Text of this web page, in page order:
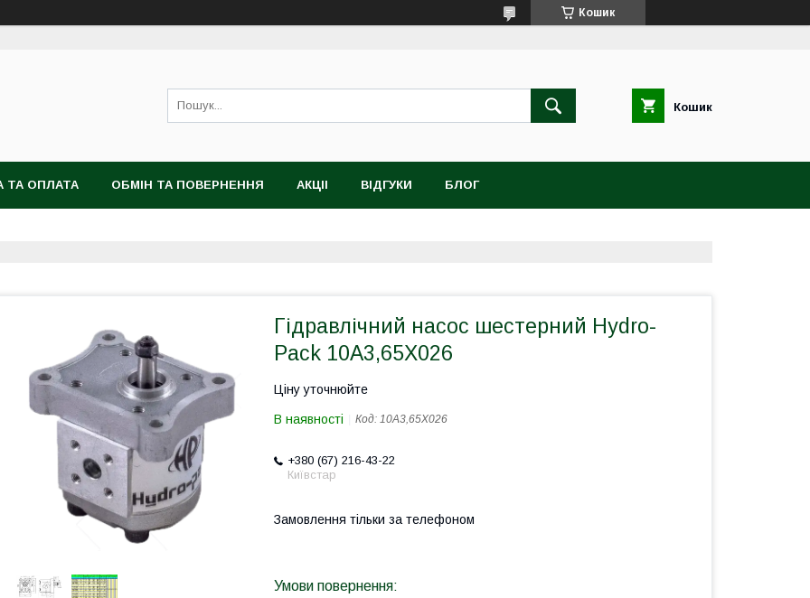
Кошик
Кошик
ТА ОПЛАТА ОБМІН ТА ПОВЕРНЕННЯ АКЦІІ ВІДГУКИ БЛОГ
Гідравлічний насос шестерний Hydro-
Pack 10A3,65X026
Ціну уточнюйте
В наявності Код: 10A3,65X026
+380 (67) 216-43-22
Київстар
Замовлення тільки за телефоном